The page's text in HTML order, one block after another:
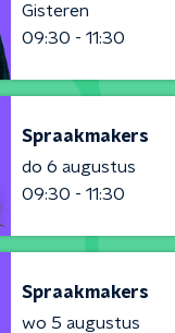
Gisteren
09:30 - 11:30
Spraakmakers
do 6 augustus
09:30 - 11:30
Spraakmakers
wo 5 augustus